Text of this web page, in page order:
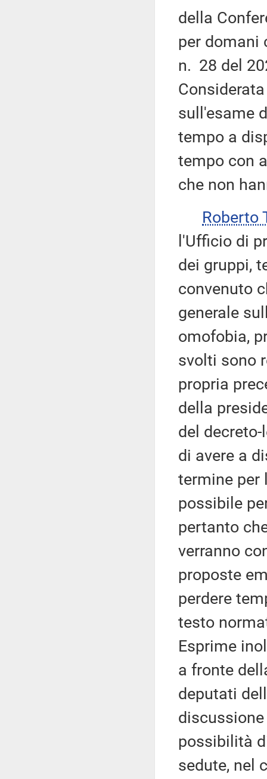
della
per domani
n. 28 del
sull'esame
tempo a
tempo con
che non
Roberto
l'Ufficio di
dei gruppi,
convenuto
generale
omofobia,
svolti sono
propria
della
del
di avere a
termine per
possibile
pertanto
verranno
proposte
perdere
testo
Esprime
a fronte
deputati
possibilità
sedute, nel